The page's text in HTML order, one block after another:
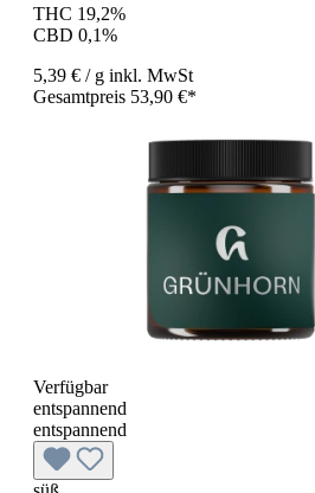
THC 19,2%
CBD 0,1%
5,39 € / g inkl. MwSt
Gesamtpreis 53,90 €*
Verfügbar
entspannend
entspannend